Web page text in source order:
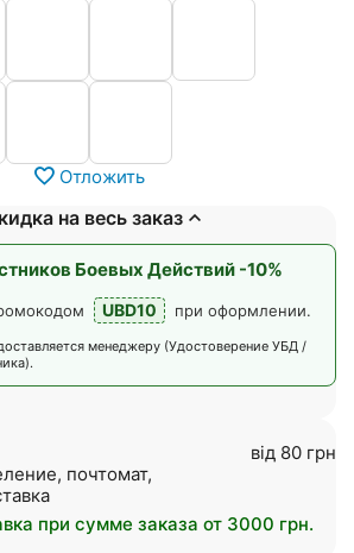
Отложить
на весь заказ
Боевых Действий -10%
UBD10 при оформлении.
менеджеру (Удостоверение УБД /
почтомат,
від 80 грн
при сумме заказа от 3000 грн.